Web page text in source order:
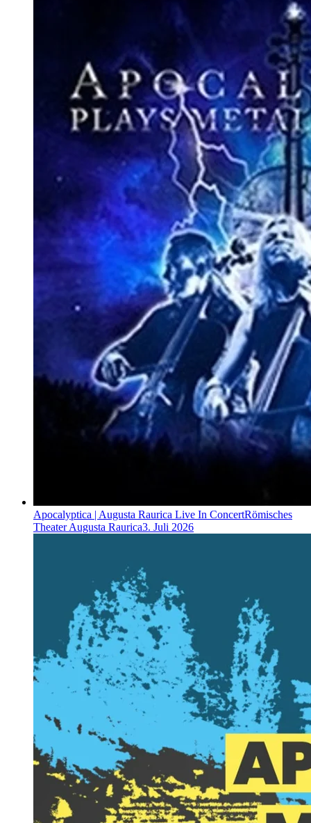
Apocalyptica | Augusta Raurica Live In ConcertRömisches
Theater Augusta Raurica3. Juli 2026